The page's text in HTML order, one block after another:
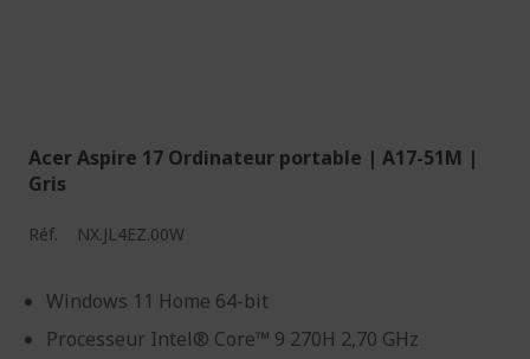
Acer Aspire 17 Ordinateur portable | A17-51M |
Gris
Réf. NX.JL4EZ.00W
Windows 11 Home 64-bit
Processeur Intel® Core™ 9 270H 2,70 GHz